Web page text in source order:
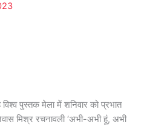
पुस्तक मेला में शनिवार को प्रभात
मिश्र रचनावली ‘अभी-अभी हूं, अभी